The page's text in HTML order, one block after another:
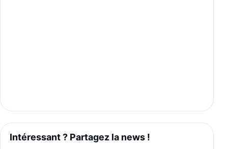
Intéressant ? Partagez la news !